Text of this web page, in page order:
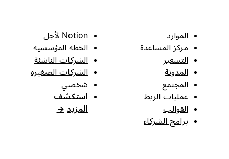
الموارد
مركز المساعدة
التسعير
المدونة
المجتمع
عمليات الربط
القوالب
برامج الشركاء
Notion لأجل
الخطة المؤسسية
الشركات الناشئة
الشركات الصغيرة
شخصي
استكشف
المزيد →